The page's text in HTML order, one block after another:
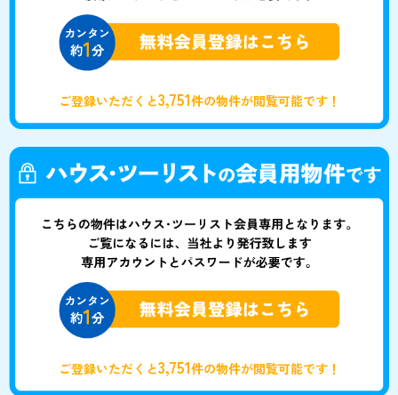
ご登録いただくと3,751件の物件が閲覧可能です！
ご登録いただくと3,751件の物件が閲覧可能です！